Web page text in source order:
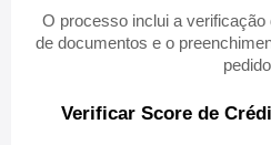
O processo inclui a
de documentos e o
Verificar Score de